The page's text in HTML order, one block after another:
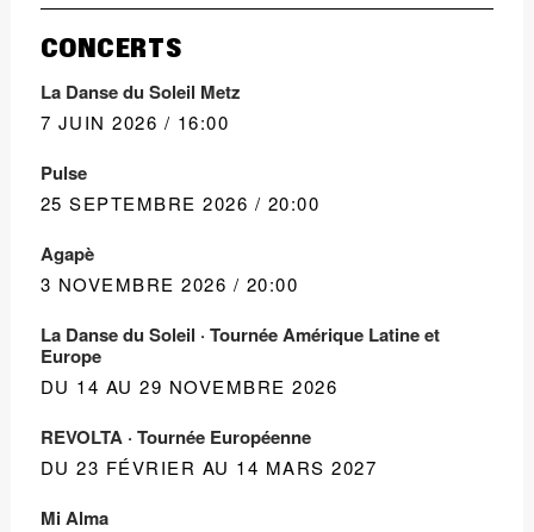
CONCERTS
La Danse du Soleil Metz
7 JUIN 2026 / 16:00
Pulse
25 SEPTEMBRE 2026 / 20:00
Agapè
3 NOVEMBRE 2026 / 20:00
La Danse du Soleil · Tournée Amérique Latine et
Europe
DU 14 AU 29 NOVEMBRE 2026
REVOLTA · Tournée Européenne
DU 23 FÉVRIER AU 14 MARS 2027
Mi Alma